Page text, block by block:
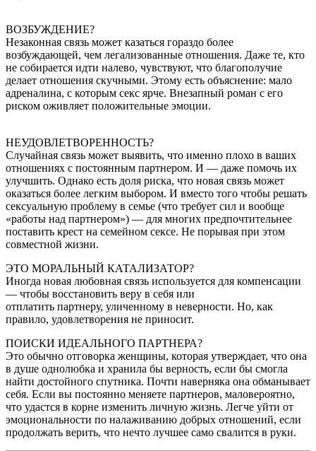
ВОЗБУЖДЕНИЕ?
Незаконная связь может казаться гораздо более
возбуждающей, чем легализованные отношения. Даже те, кто
не собирается идти налево, чувствуют, что благополучие
делает отношения скучными. Этому есть объяснение: мало
адреналина, с которым секс ярче. Внезапный роман с его
риском оживляет положительные эмоции.
НЕУДОВЛЕТВОРЕННОСТЬ?
Случайная связь может выявить, что именно плохо в ваших
отношениях с постоянным партнером. И — даже помочь их
улучшить. Однако есть доля риска, что новая связь может
оказаться более легким выбором. И вместо того чтобы решать
сексуальную проблему в семье (что требует сил и вообще
«работы над партнером») — для многих предпочтительнее
поставить крест на семейном сексе. Не порывая при этом
совместной жизни.
ЭТО МОРАЛЬНЫЙ КАТАЛИЗАТОР?
Иногда новая любовная связь используется для компенсации
— чтобы восстановить веру в себя или
отплатить партнеру, уличенному в неверности. Но, как
правило, удовлетворения не приносит.
ПОИСКИ ИДЕАЛЬНОГО ПАРТНЕРА?
Это обычно отговорка женщины, которая утверждает, что она
в душе однолюбка и хранила бы верность, если бы смогла
найти достойного спутника. Почти наверняка она обманывает
себя. Если вы постоянно меняете партнеров, маловероятно,
что удастся в корне изменить личную жизнь. Легче уйти от
эмоциональности по налаживанию добрых отношений, если
продолжать верить, что нечто лучшее само свалится в руки.